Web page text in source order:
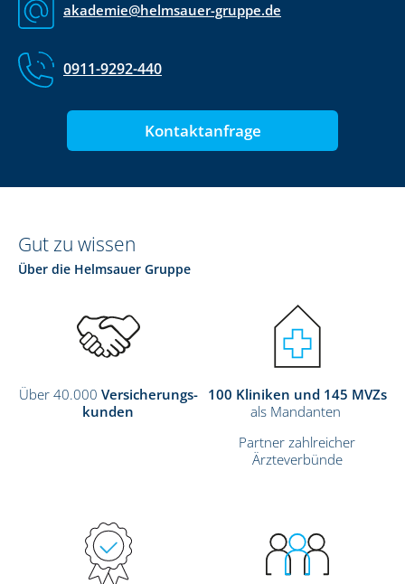
akademie@helmsauer-gruppe.de
0911-9292-440
Kontaktanfrage
Gut zu wissen
Über die Helmsauer Gruppe
Über 40.000 Versicherungs-
kunden
100 Kliniken und 145 MVZs
als Mandanten
Partner zahlreicher
Ärzteverbünde